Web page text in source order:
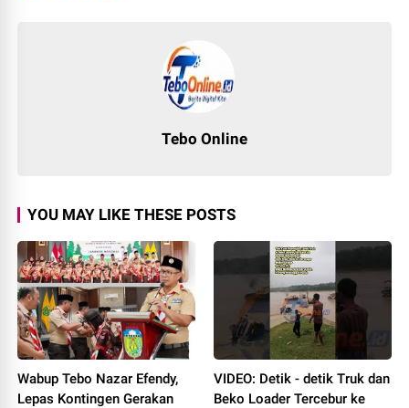
Tebo Online
YOU MAY LIKE THESE POSTS
Wabup Tebo Nazar Efendy,
Lepas Kontingen Gerakan
VIDEO: Detik - detik Truk dan
Beko Loader Tercebur ke